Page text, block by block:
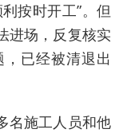
按时开工”。但
进场，反复核实
已经被清退出
名施工人员和他